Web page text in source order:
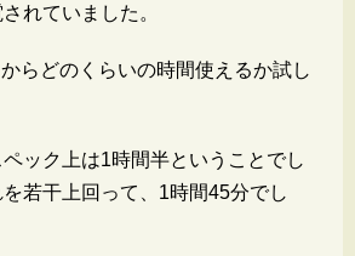
れていました。
らどのくらいの時間使えるか試し
ック上は1時間半ということでし
若干上回って、1時間45分でし